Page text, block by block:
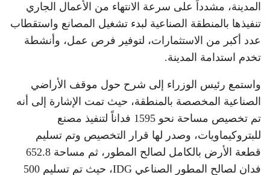
المدينة، مشدداً على سرعة الانتهاء من الأعمال الجاري
تنفيذها بالمنطقة الصناعية لبدء تشغيل المصانع واستقطاب
عدد أكبر من الاستثمارات، لتوفير فرص عمل، وأنشطة
تخدم استدامة المدينة.
واستمع رئيس الوزراء إلى شرح حول موقف الأراضي
الصناعية المخصصة بالمنطقة، حيث تمت الإشارة إلى أنه
تم تخصيص مساحة نحو 1595 فداناً لتنفيذ مصنع
للبتروكيماويات، وصدر لها قرار التخصيص وتم تسليم
قطعة الأرض بالكامل لصالح المطور، ثم مساحة 652.8
فدان لصالح المطور الصناعي IDG، حيث تم تسليم 500